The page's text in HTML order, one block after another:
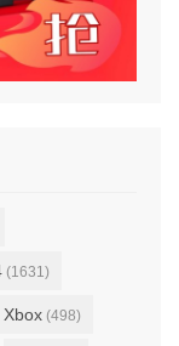
(1631)
Xbox (498)